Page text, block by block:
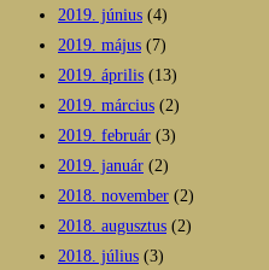
2019. június (4)
2019. május (7)
2019. április (13)
2019. március (2)
2019. február (3)
2019. január (2)
2018. november (2)
2018. augusztus (2)
2018. július (3)